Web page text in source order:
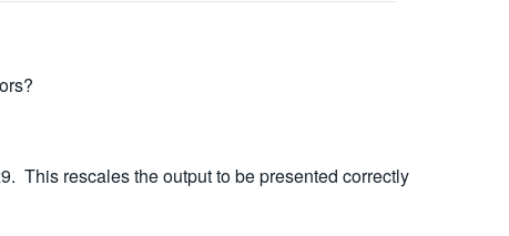
This rescales the output to be presented correctly